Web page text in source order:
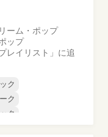
ーム・ポップ
ップ
レイリスト」に追
ク
ク
ク